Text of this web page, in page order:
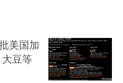
美国加
豆等